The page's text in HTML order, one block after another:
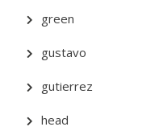
green
gustavo
gutierrez
head